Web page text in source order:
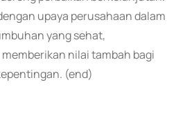
upaya perusahaan dalam
yang sehat,
nilai tambah bagi
(end)